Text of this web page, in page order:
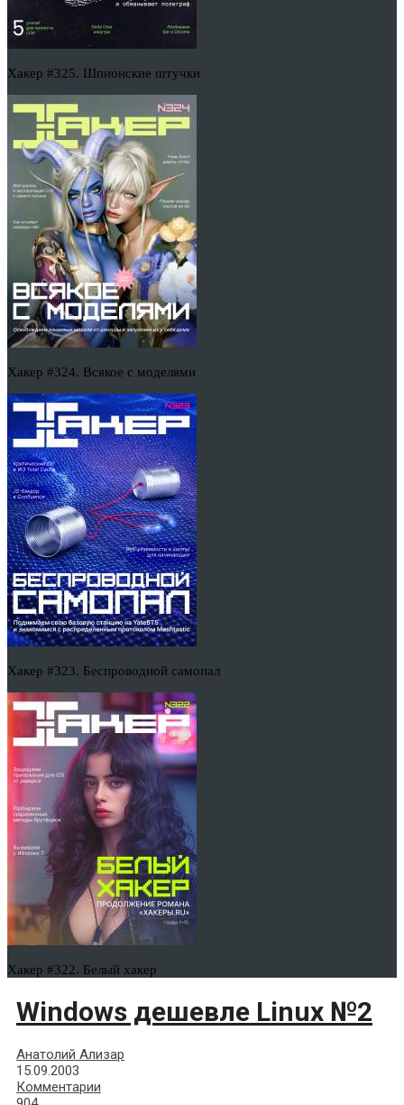
Хакер #325. Шпионские штучки
Хакер #324. Всякое с моделями
Хакер #323. Беспроводной самопал
Хакер #322. Белый хакер
Windows дешевле Linux №2
Анатолий Ализар
15.09.2003
Комментарии